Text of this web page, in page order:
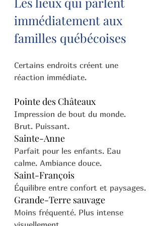
immédiatement aux
familles québécoises
Certains endroits créent une
réaction immédiate.
Pointe des Châteaux
Impression de bout du monde.
Brut. Puissant.
Sainte-Anne
Parfait pour les enfants. Eau
calme. Ambiance douce.
Saint-François
Équilibre entre confort et paysages.
Grande-Terre sauvage
Moins fréquenté. Plus intense